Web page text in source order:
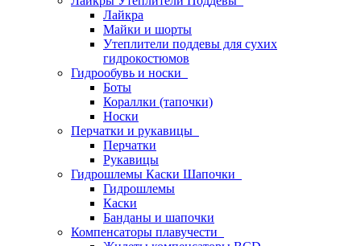
Лайкра
Майки и шорты
Утеплители поддевы для сухих
гидрокостюмов
Гидрообувь и носки
Боты
Кораллки (тапочки)
Носки
Перчатки и рукавицы
Перчатки
Рукавицы
Гидрошлемы Каски Шапочки
Гидрошлемы
Каски
Банданы и шапочки
Компенсаторы плавучести